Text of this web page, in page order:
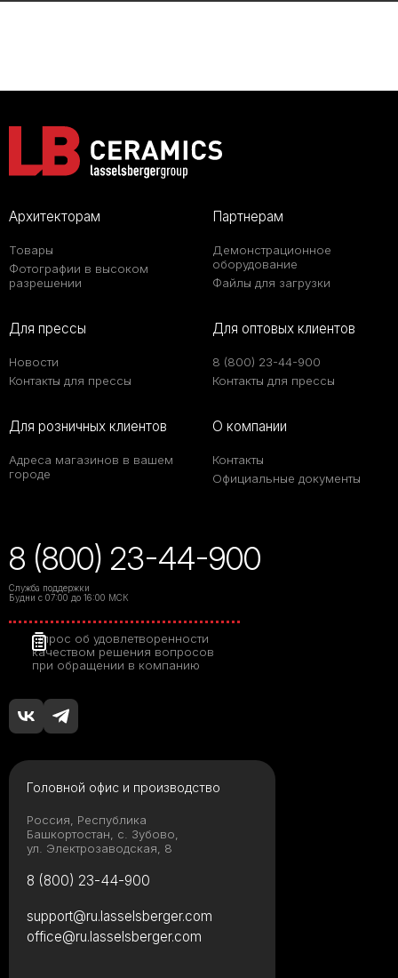
Архитекторам
Товары
Фотографии в высоком
разрешении
Партнерам
Демонстрационное
оборудование
Файлы для загрузки
Для прессы
Новости
Контакты для прессы
Для оптовых клиентов
8 (800) 23-44-900
Контакты для прессы
Для розничных клиентов
Адреса магазинов в вашем
городе
О компании
Контакты
Официальные документы
8 (800) 23-44-900
Служба поддержки
Будни с 07:00 до 16:00 МСК
Опрос об удовлетворенности
качеством решения вопросов
при обращении в компанию
Головной офис и производство
Россия, Республика
Башкортостан, с. Зубово,
ул. Электрозаводская, 8
8 (800) 23-44-900
support@ru.lasselsberger.com
office@ru.lasselsberger.com